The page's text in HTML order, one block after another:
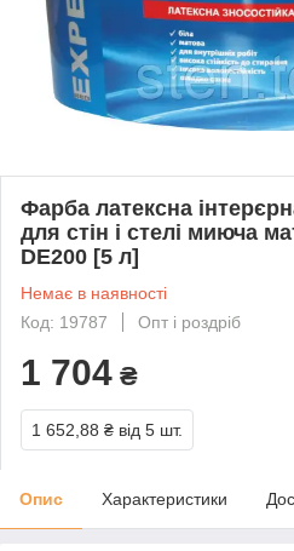
Фарба латексна
для стін і стелі миюча
DЕ200 [5 л]
Немає в наявності
Код: 19787
Опт і роздріб
1 704 ₴
1 652,88 ₴ від 5 шт.
Опис Характеристики